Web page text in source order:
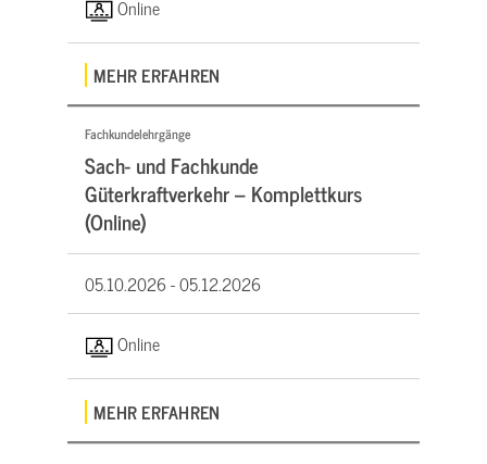
Online
MEHR ERFAHREN
Fachkundelehrgänge
Sach- und Fachkunde
Güterkraftverkehr – Komplettkurs
(Online)
05.10.2026 -05.12.2026
Online
MEHR ERFAHREN